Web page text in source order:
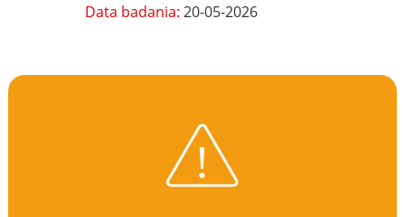
Data badania:20-05-2026